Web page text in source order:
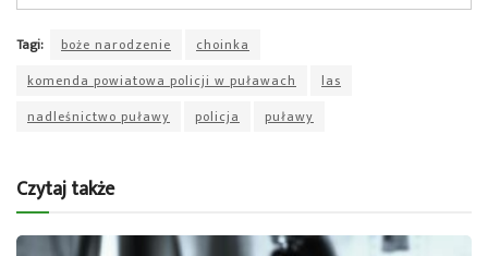
Tagi: boże narodzenie
choinka
komenda powiatowa policji w puławach
las
nadleśnictwo puławy
policja puławy
Czytaj także